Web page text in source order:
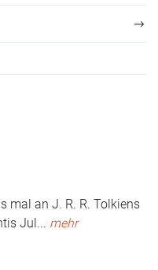
mal an J. R. R. Tolkiens
Jul ... mehr